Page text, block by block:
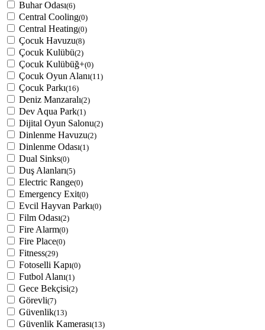
Buhar Odası(6)
Central Cooling(0)
Central Heating(0)
Çocuk Havuzu(8)
Çocuk Kulübü(2)
Çocuk Kulübüğ+(0)
Çocuk Oyun Alanı(11)
Çocuk Parkı(16)
Deniz Manzaralı(2)
Dev Aqua Park(1)
Dijital Oyun Salonu(2)
Dinlenme Havuzu(2)
Dinlenme Odası(1)
Dual Sinks(0)
Duş Alanları(5)
Electric Range(0)
Emergency Exit(0)
Evcil Hayvan Parkı(0)
Film Odası(2)
Fire Alarm(0)
Fire Place(0)
Fitness(29)
Fotoselli Kapı(0)
Futbol Alanı(1)
Gece Bekçisi(2)
Görevli(7)
Güvenlik(13)
Güvenlik Kamerası(13)